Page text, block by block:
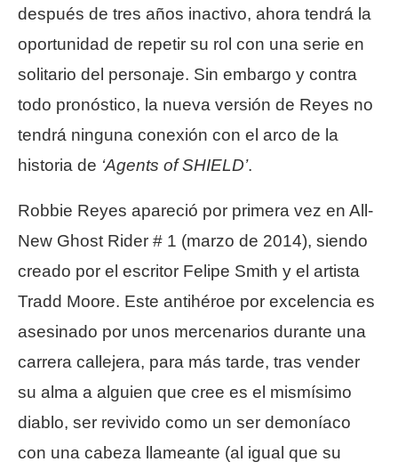
después de tres años inactivo, ahora tendrá la
oportunidad de repetir su rol con una serie en
solitario del personaje. Sin embargo y contra
todo pronóstico, la nueva versión de Reyes no
tendrá ninguna conexión con el arco de la
historia de ‘Agents of SHIELD’.
Robbie Reyes apareció por primera vez en All-
New Ghost Rider # 1 (marzo de 2014), siendo
creado por el escritor Felipe Smith y el artista
Tradd Moore. Este antihéroe por excelencia es
asesinado por unos mercenarios durante una
carrera callejera, para más tarde, tras vender
su alma a alguien que cree es el mismísimo
diablo, ser revivido como un ser demoníaco
con una cabeza llameante (al igual que su